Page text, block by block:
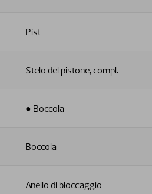
Píst
Stelo del pistone, compl.
● Boccola
Boccola
Anello di bloccaggio